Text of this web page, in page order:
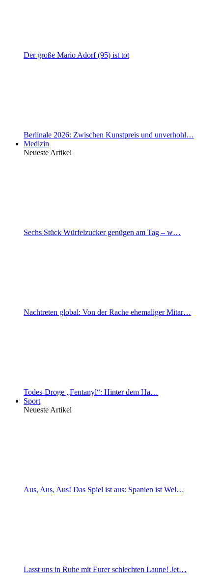
Der große Mario Adorf (95) ist tot
Berlinale 2026: Zwischen Kunstpreis und unverhohl…
Medizin
Neueste Artikel
Sechs Stück Würfelzucker genügen am Tag – w…
Nachtreten global: Von der Rache ehemaliger Mitar…
Todes-Droge „Fentanyl“: Hinter dem Ha…
Sport
Neueste Artikel
Aus, Aus, Aus! Das Spiel ist aus: Spanien ist Wel…
Lasst uns in Ruhe mit Eurer schlechten Laune! Jet…